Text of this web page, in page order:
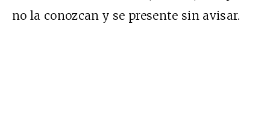
no la conozcan y se presente sin avisar.